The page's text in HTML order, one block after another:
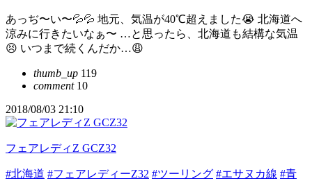
あっぢ〜い〜💦💦 地元、気温が40℃超えました😭 北海道へ
涼みに行きたいなぁ〜 …と思ったら、北海道も結構な気温
😣 いつまで続くんだか…😩
thumb_up 119
comment10
2018/08/03 21:10
フェアレディZ GCZ32
#北海道 #フェアレディーZ32 #ツーリング #エサヌカ線 #青